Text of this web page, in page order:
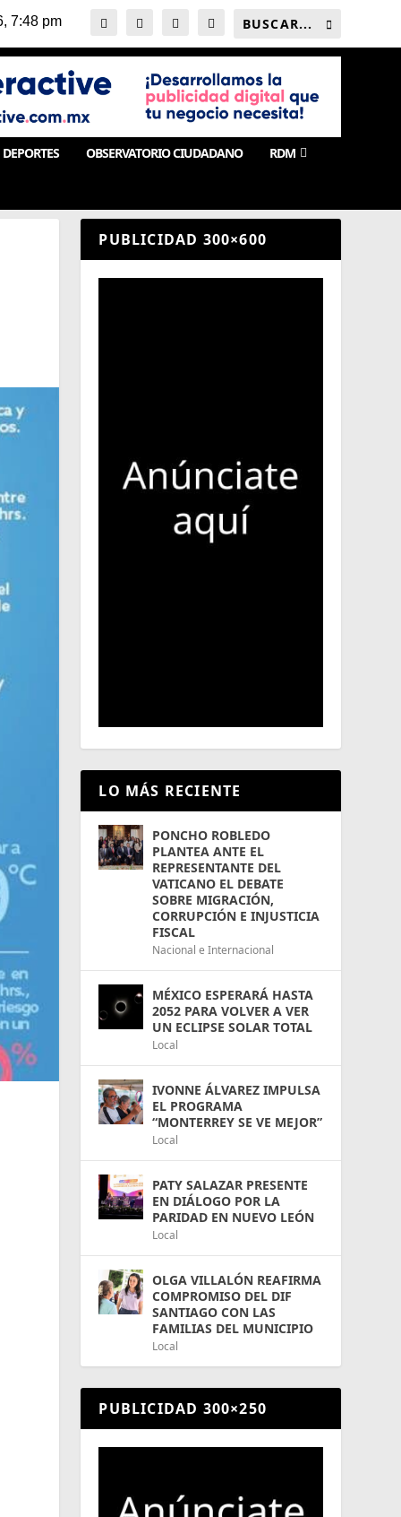
DEPORTES OBSERVATORIO CIUDADANO RDM
PUBLICIDAD 300×600
LO MÁS RECIENTE
PONCHO ROBLEDO
PLANTEA ANTE EL
REPRESENTANTE DEL
VATICANO EL DEBATE
SOBRE MIGRACIÓN,
CORRUPCIÓN E INJUSTICIA
FISCAL
Nacional e Internacional
MÉXICO ESPERARÁ HASTA
2052 PARA VOLVER A VER
UN ECLIPSE SOLAR TOTAL
Local
IVONNE ÁLVAREZ IMPULSA
EL PROGRAMA
“MONTERREY SE VE MEJOR”
Local
PATY SALAZAR PRESENTE
EN DIÁLOGO POR LA
PARIDAD EN NUEVO LEÓN
Local
OLGA VILLALÓN REAFIRMA
COMPROMISO DEL DIF
SANTIAGO CON LAS
FAMILIAS DEL MUNICIPIO
Local
PUBLICIDAD 300×250